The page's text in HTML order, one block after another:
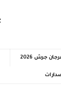
جرش 2026